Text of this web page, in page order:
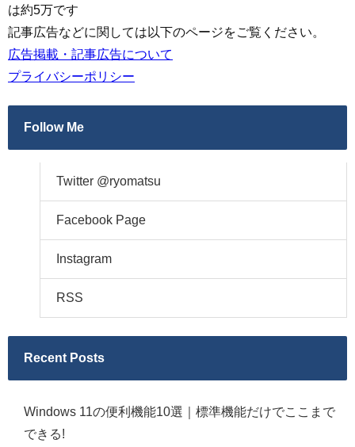
は約5万です
記事広告などに関しては以下のページをご覧ください。
広告掲載・記事広告について
プライバシーポリシー
Follow Me
Twitter @ryomatsu
Facebook Page
Instagram
RSS
Recent Posts
Windows 11の便利機能10選｜標準機能だけでここまで
できる!